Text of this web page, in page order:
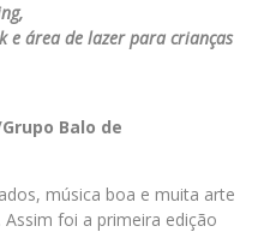
e área de lazer para crianças
Balo de
música boa e muita arte
foi a primeira edição